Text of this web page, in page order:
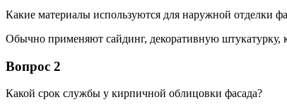
Какие материалы используются для наружной отделки
Обычно применяют сайдинг, декоративную
Вопрос 2
Какой срок службы у кирпичной облицовки фасада?